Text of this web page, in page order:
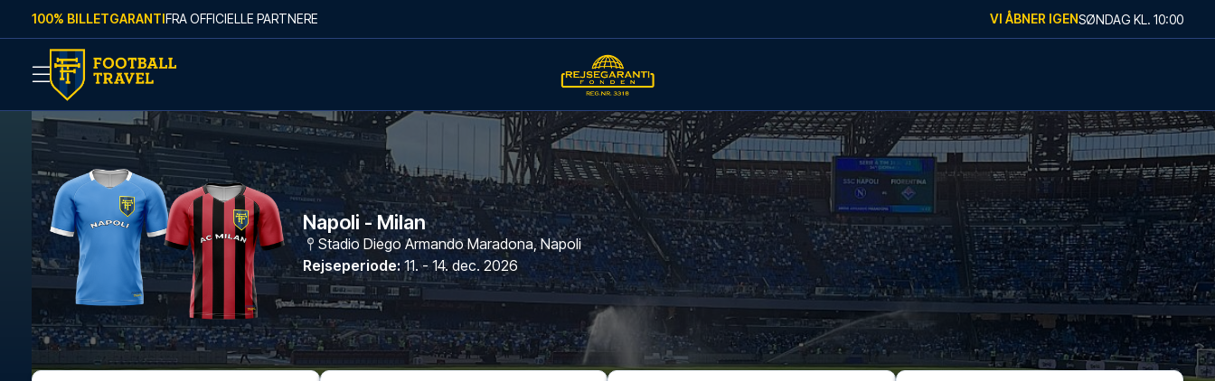
Skip to content
100% BILLETGARANTIFRA OFFICIELLE PARTNERE VI ÅBNER IGENSØNDAG KL. 10:00
Napoli - Milan
Stadio Diego Armando Maradona,Napoli
Rejseperiode: 11. - 14. dec. 2026